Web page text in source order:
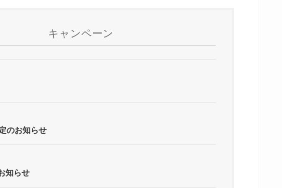
キャンペーン
のお知らせ
知らせ